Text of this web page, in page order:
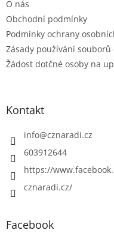
O nás
Obchodní podmínky
Podmínky ochrany
Zásady používání souborů
Žádost dotčné osoby na
Kontakt
info@cznaradi.cz
603912644
https://
cznaradi.cz/
Facebook